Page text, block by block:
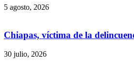
5 agosto, 2026
Chiapas, víctima de la
30 julio, 2026